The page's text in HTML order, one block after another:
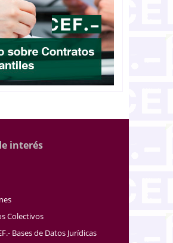
interés
Colectivos
Bases de Datos Jurídicas